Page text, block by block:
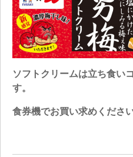
ソフトクリームは立ち食い
す。
食券機でお買い求めください